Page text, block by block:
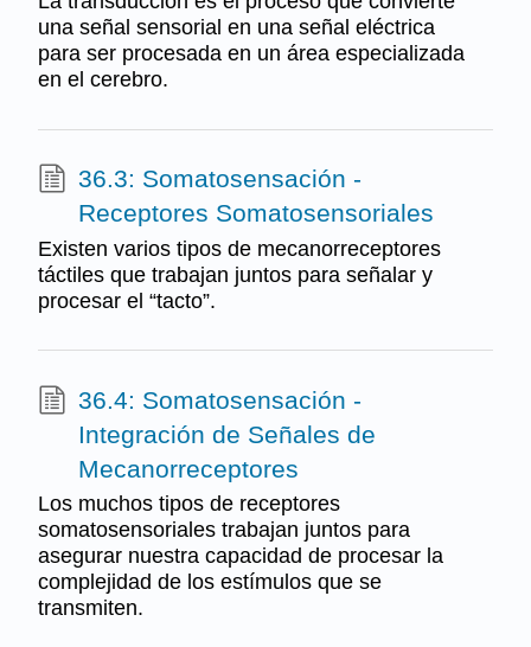
una señal sensorial en una señal eléctrica
para ser procesada en un área especializada
en el cerebro.
36.3: Somatosensación -
Receptores Somatosensoriales
Existen varios tipos de mecanorreceptores
táctiles que trabajan juntos para señalar y
procesar el “tacto”.
36.4: Somatosensación -
Integración de Señales de
Mecanorreceptores
Los muchos tipos de receptores
somatosensoriales trabajan juntos para
asegurar nuestra capacidad de procesar la
complejidad de los estímulos que se
transmiten.